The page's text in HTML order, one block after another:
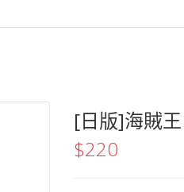
[日版]海賊
$220